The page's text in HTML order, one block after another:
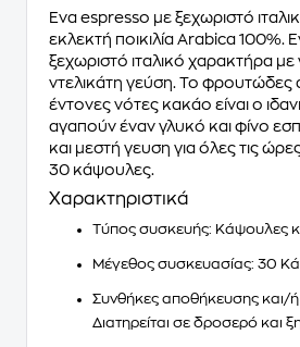
Ένα espresso με ξεχωριστό
εκλεκτή ποικιλία Arabica 100%.
ξεχωριστό ιταλικό χαρακτήρα
ντελικάτη γεύση. Το φρουτώδες
έντονες νότες κακάο είναι ο
αγαπούν έναν γλυκό και φίνο
και μεστή γευση για όλες τις
30 κάψουλες.
Χαρακτηριστικά
Τύπος συσκευής: Κάψουλες
Μέγεθος συσκευασίας: 30
Συνθήκες αποθήκευσης και/
Διατηρείται σε δροσερό και